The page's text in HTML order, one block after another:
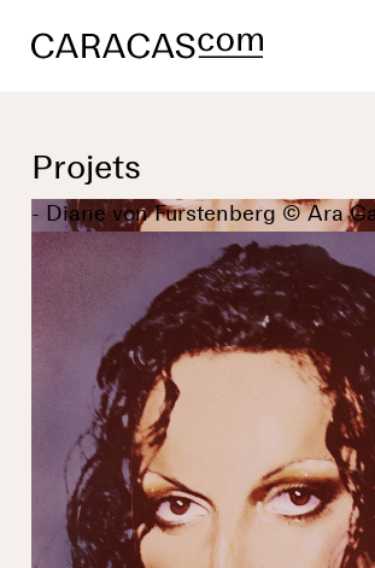
Projets
- Diane von Furstenberg © Ara